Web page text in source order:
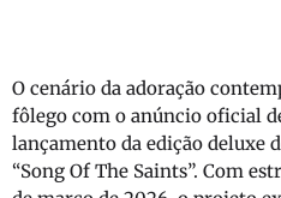
O cenário da adoração
fôlego com o anúncio oficial
lançamento da edição deluxe
“Song Of The Saints”. Com